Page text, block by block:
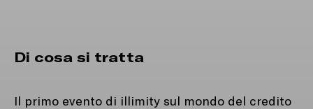
Di cosa si tratta
Il primo evento di illimity sul mondo del credito